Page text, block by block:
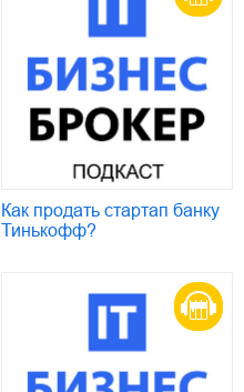
Как продать стартап банку
Тинькофф?